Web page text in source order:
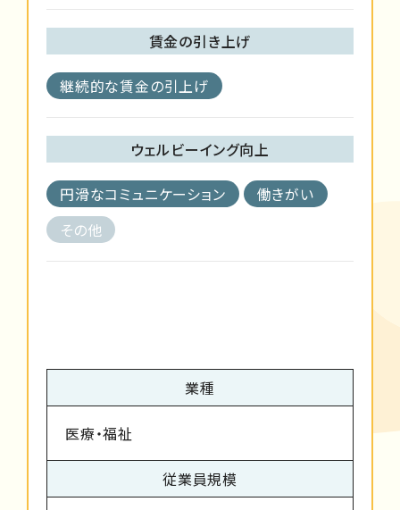
賃金の引き上げ
継続的な賃金の引上げ
ウェルビーイング向上
円滑なコミュニケーション
働きがい
その他
業種
医療・福祉
従業員規模